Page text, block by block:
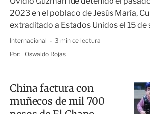
2023 en el poblado de Jesús María,
extraditado a Estados Unidos el 15 de
Internacional
3 min de lectura
Por: Oswaldo Rojas
China factura con
muñecos de mil 700